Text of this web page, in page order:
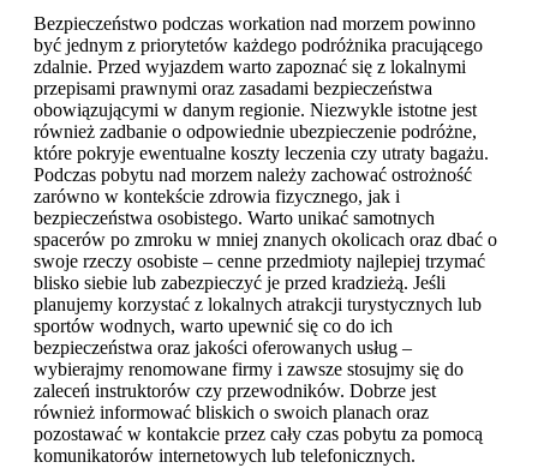
Bezpieczeństwo podczas workation nad morzem powinno
być jednym z priorytetów każdego podróżnika pracującego
zdalnie. Przed wyjazdem warto zapoznać się z lokalnymi
przepisami prawnymi oraz zasadami bezpieczeństwa
obowiązującymi w danym regionie. Niezwykle istotne jest
również zadbanie o odpowiednie ubezpieczenie podróżne,
które pokryje ewentualne koszty leczenia czy utraty bagażu.
Podczas pobytu nad morzem należy zachować ostrożność
zarówno w kontekście zdrowia fizycznego, jak i
bezpieczeństwa osobistego. Warto unikać samotnych
spacerów po zmroku w mniej znanych okolicach oraz dbać o
swoje rzeczy osobiste – cenne przedmioty najlepiej trzymać
blisko siebie lub zabezpieczyć je przed kradzieżą. Jeśli
planujemy korzystać z lokalnych atrakcji turystycznych lub
sportów wodnych, warto upewnić się co do ich
bezpieczeństwa oraz jakości oferowanych usług –
wybierajmy renomowane firmy i zawsze stosujmy się do
zaleceń instruktorów czy przewodników. Dobrze jest
również informować bliskich o swoich planach oraz
pozostawać w kontakcie przez cały czas pobytu za pomocą
komunikatorów internetowych lub telefonicznych.